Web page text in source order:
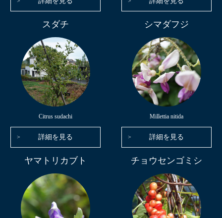
スダチ
Citrus sudachi
詳細を見る
シマダフジ
Millettia nitida
詳細を見る
ヤマトリカブト チョウセンゴミシ